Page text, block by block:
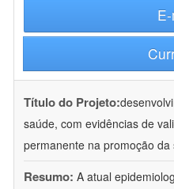
Título do Projeto:
saúde, com evidências de
permanente na promoção
Resumo: A atual